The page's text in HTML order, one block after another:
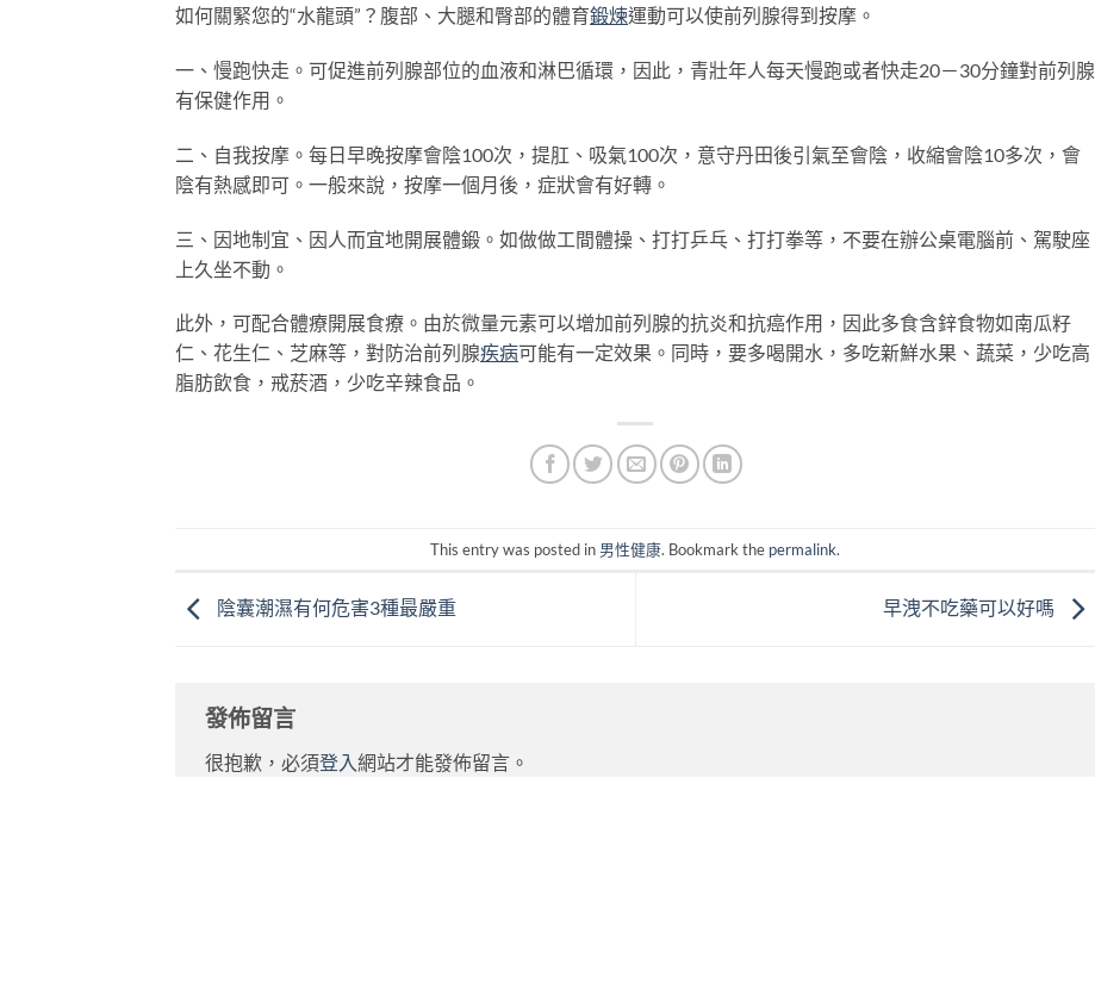
如何關緊您的“水龍頭”？腹部、大腿和臀部的體育鍛煉運動可以使前列腺得到按摩。
一、慢跑快走。可促進前列腺部位的血液和淋巴循環，因此，青壯年人每天慢跑或者快走20－30分鐘對前列腺
有保健作用。
二、自我按摩。每日早晚按摩會陰100次，提肛、吸氣100次，意守丹田後引氣至會陰，收縮會陰10多次，會
陰有熱感即可。一般來說，按摩一個月後，症狀會有好轉。
三、因地制宜、因人而宜地開展體鍛。如做做工間體操、打打乒乓、打打拳等，不要在辦公桌電腦前、駕駛座
上久坐不動。
此外，可配合體療開展食療。由於微量元素可以增加前列腺的抗炎和抗癌作用，因此多食含鋅食物如南瓜籽
仁、花生仁、芝麻等，對防治前列腺疾病可能有一定效果。同時，要多喝開水，多吃新鮮水果、蔬菜，少吃高
脂肪飲食，戒菸酒，少吃辛辣食品。
This entry was posted in 男性健康. Bookmark the permalink.
陰囊潮濕有何危害3種最嚴重 早洩不吃藥可以好嗎
發佈留言
很抱歉，必須登入網站才能發佈留言。